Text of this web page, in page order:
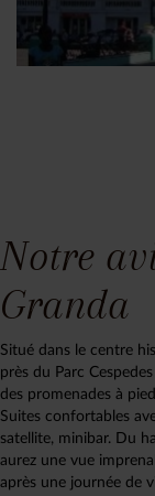
Notre
Granda
Situé dans le centre
près du Parc
des promenades à
Suites confortables
satellite, minibar. Du
aurez une vue
après une journée de